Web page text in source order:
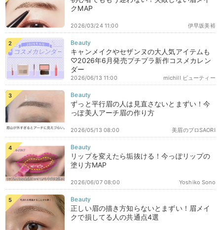
クMAP
伊早坂美裕
2026/03/24 11:00
キャンメイクやセザンヌの大人気アイテムも
♡2026年6月発売プチプラ新作コスメカレン
ダー
michill ビューティー
2026/06/13 11:00
ずっと平行眉の人は見直さないとまずい！今
っぽ美人アーチ眉の作り方
美眉のプロSAORI
2026/05/13 08:00
リップを変えたら垢抜ける！今っぽリップの
塗り方MAP
Yoshiko Sono
2026/06/07 08:00
正しい眉の描き方知らないとまずい！眉メイ
クで損してる人の共通点4選